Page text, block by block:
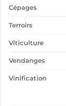
Cépages
Terroirs
Viticulture
Vendanges
Vinification